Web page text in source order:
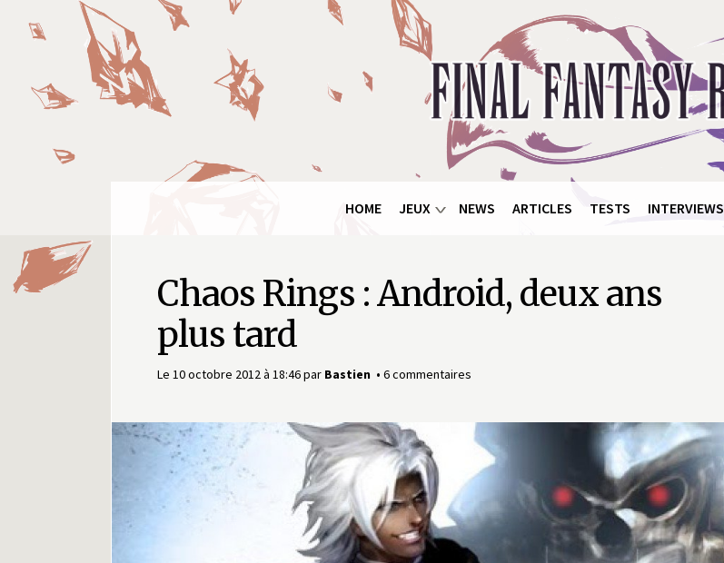
Final
Fantasy
Ring
HOME JEUX NEWS ARTICLES TESTS INTERVIEWS
Chaos Rings : Android, deux ans
plus tard
Le 10 octobre 2012 à 18:46par Bastien 6 commentaires
Panneau de gestion des cookies